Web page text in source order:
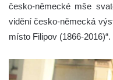
česko-německé mše
vidění česko-německá
místo Filipov (1866-2016)“.